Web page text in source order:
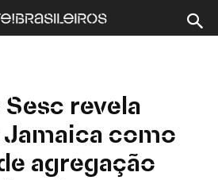
revela
como
agregação